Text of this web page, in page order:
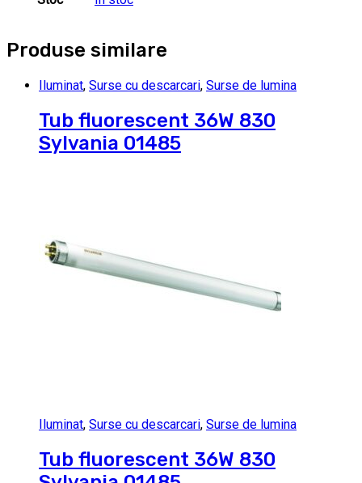
Produse similare
Iluminat, Surse cu descarcari, Surse de lumina
Tub fluorescent 36W 830
Sylvania 01485
Iluminat, Surse cu descarcari, Surse de lumina
Tub fluorescent 36W 830